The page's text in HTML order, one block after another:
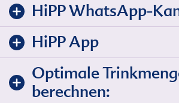
HiPP WhatsApp-
HiPP App
Optimale
berechnen: